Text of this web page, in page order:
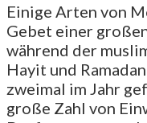
Einige Arten von
Gebet einer
während der
Hayit und
zweimal im Jahr
große Zahl von